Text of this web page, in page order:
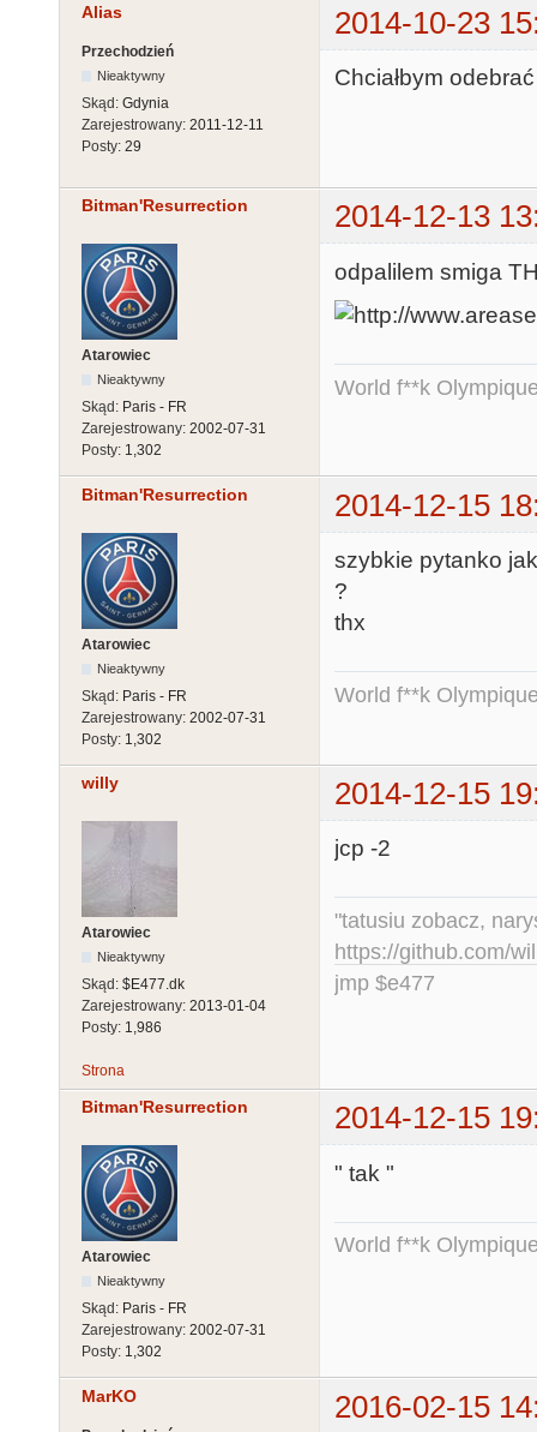
Alias 2014-10-23
Przechodzień
Nieaktywny
Skąd: Gdynia
Zarejestrowany: 2011-12-11
Posty: 29
Chciałbym
Bitman'Resurrection 2014-12-13
Atarowiec
Nieaktywny
Skąd: Paris - FR
Zarejestrowany: 2002-07-31
Posty: 1,302
odpalilem smiga
World f**k
Bitman'Resurrection 2014-12-15
Atarowiec
Nieaktywny
Skąd: Paris - FR
Zarejestrowany: 2002-07-31
Posty: 1,302
szybkie pytanko
?
thx
World f**k
willy 2014-12-15
Atarowiec
Nieaktywny
Skąd: $E477.dk
Zarejestrowany: 2013-01-04
Posty: 1,986
jcp -2
"tatusiu zobacz,
https://github.com/
jmp $e477
Strona
Bitman'Resurrection 2014-12-15
Atarowiec
Nieaktywny
Skąd: Paris - FR
Zarejestrowany: 2002-07-31
Posty: 1,302
" tak "
World f**k
MarKO 2016-02-15